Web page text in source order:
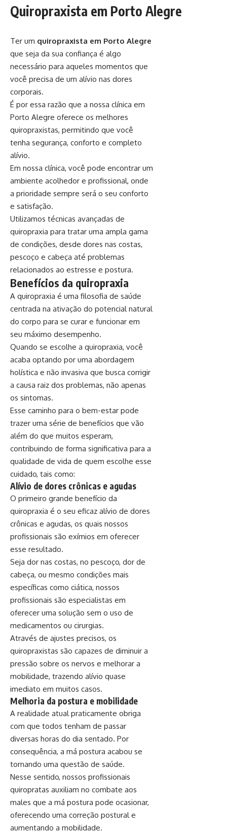
Quiropraxista em Porto Alegre
Ter um quiropraxista em Porto Alegre
que seja da sua confiança é algo
necessário para aqueles momentos que
você precisa de um alívio nas dores
corporais.
É por essa razão que a nossa clínica em
Porto Alegre oferece os melhores
quiropraxistas, permitindo que você
tenha segurança, conforto e completo
alívio.
Em nossa clínica, você pode encontrar um
ambiente acolhedor e profissional, onde
a prioridade sempre será o seu conforto
e satisfação.
Utilizamos técnicas avançadas de
quiropraxia para tratar uma ampla gama
de condições, desde dores nas costas,
pescoço e cabeça até problemas
relacionados ao estresse e postura.
Benefícios da quiropraxia
A quiropraxia é uma filosofia de saúde
centrada na ativação do potencial natural
do corpo para se curar e funcionar em
seu máximo desempenho.
Quando se escolhe a quiropraxia, você
acaba optando por uma abordagem
holística e não invasiva que busca corrigir
a causa raiz dos problemas, não apenas
os sintomas.
Esse caminho para o bem-estar pode
trazer uma série de benefícios que vão
além do que muitos esperam,
contribuindo de forma significativa para a
qualidade de vida de quem escolhe esse
cuidado, tais como:
Alívio de dores crônicas e agudas
O primeiro grande benefício da
quiropraxia é o seu eficaz alívio de dores
crônicas e agudas, os quais nossos
profissionais são exímios em oferecer
esse resultado.
Seja dor nas costas, no pescoço, dor de
cabeça, ou mesmo condições mais
específicas como ciática, nossos
profissionais são especialistas em
oferecer uma solução sem o uso de
medicamentos ou cirurgias.
Através de ajustes precisos, os
quiropraxistas são capazes de diminuir a
pressão sobre os nervos e melhorar a
mobilidade, trazendo alívio quase
imediato em muitos casos.
Melhoria da postura e mobilidade
A realidade atual praticamente obriga
com que todos tenham de passar
diversas horas do dia sentado. Por
consequência, a má postura acabou se
tornando uma questão de saúde.
Nesse sentido, nossos profissionais
quiropratas auxiliam no combate aos
males que a má postura pode ocasionar,
oferecendo uma correção postural e
aumentando a mobilidade.